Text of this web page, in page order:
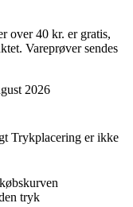
over 40 kr. er gratis,
Vareprøver sendes
2026
Trykplacering er ikke
tryk